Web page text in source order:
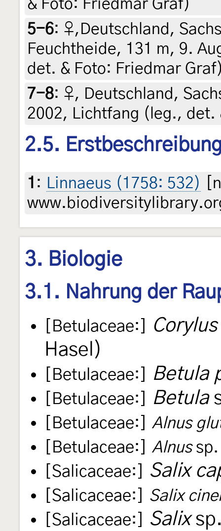
& Foto: Friedmar Graf)
5-6: ♀,Deutschland,
Feuchtheide, 131 m, 9.
det. & Foto: Friedmar
7-8: ♀, Deutschland,
2002, Lichtfang (leg., det.
2.5.
1 : Linnaeus (1758: 532)
3. Biologie
3.1. Nahrung der
[Betulaceae:]
Hasel)
[Betulaceae:] Betula
[Betulaceae:] Betula
[Betulaceae:]
Alnus
[Betulaceae:]
Alnussp.
[Salicaceae:]
Salix
[Salicaceae:]
Salix
[Salicaceae:]
Salix